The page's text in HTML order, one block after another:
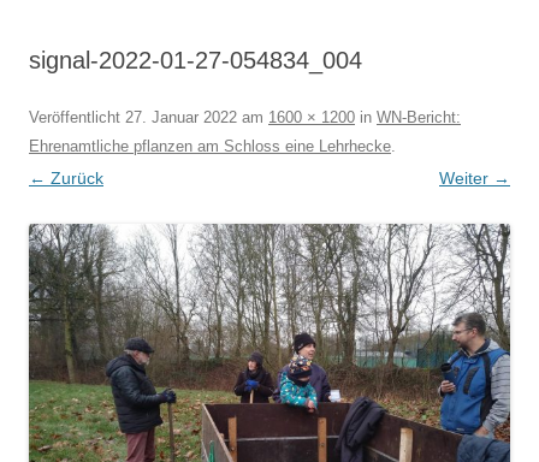
signal-2022-01-27-054834_004
Veröffentlicht 27. Januar 2022 am 1600 × 1200 in WN-Bericht:
Ehrenamtliche pflanzen am Schloss eine Lehrhecke
← Zurück Weiter →